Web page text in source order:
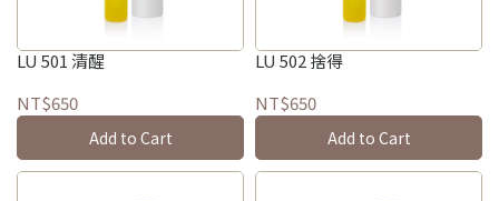
LU 501 清醒
NT$650
Add to Cart
LU 502 捨得
NT$650
Add to Cart